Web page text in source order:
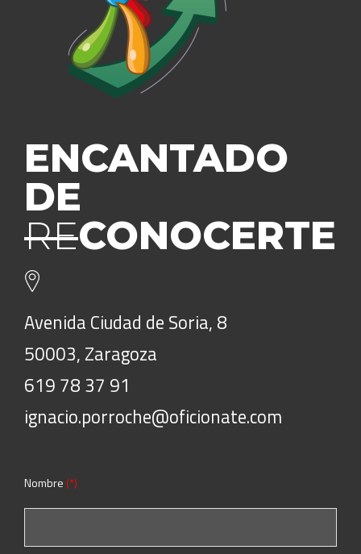
ENCANTADO
DE
RECONOCERTE
Avenida Ciudad de Soria, 8
50003, Zaragoza
619 78 37 91
ignacio.porroche@oficionate.com
Por favor, deja este campo vacío.
Nombre (*)